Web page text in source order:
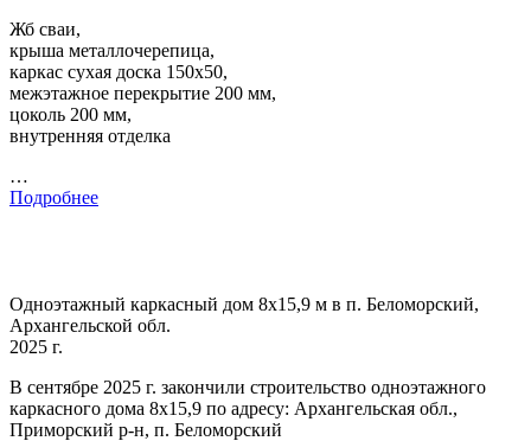
Жб сваи,
крыша металлочерепица,
каркас сухая доска 150х50,
межэтажное перекрытие 200 мм,
цоколь 200 мм,
внутренняя отделка
…
Подробнее
Одноэтажный каркасный дом 8х15,9 м в п. Беломорский,
Архангельской обл.
2025 г.
В сентябре 2025 г. закончили строительство одноэтажного
каркасного дома 8х15,9 по адресу: Архангельская обл.,
Приморский р-н, п. Беломорский